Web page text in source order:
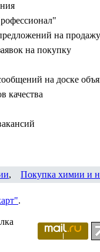
на продажу
на покупку
на доске
качества
, Покупка химии и
.